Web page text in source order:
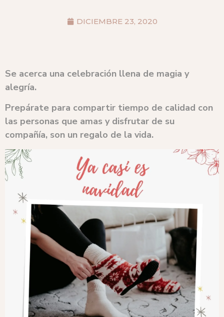
DICIEMBRE 23, 2020
Se acerca una celebración llena de magia y
alegría.
Prepárate para compartir tiempo de calidad con
las personas que amas y disfrutar de su
compañía, son un regalo de la vida.